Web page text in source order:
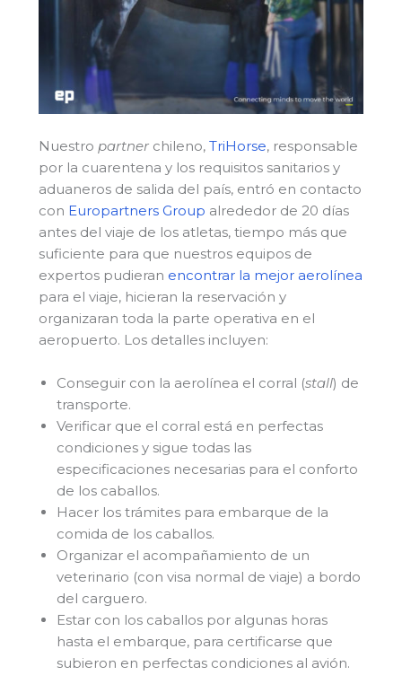
Nuestro partnerchileno, TriHorse, responsable
por la cuarentena y los requisitos sanitarios y
aduaneros de salida del país, entró en contacto
con Europartners Group alrededor de 20 días
antes del viaje de los atletas, tiempo más que
suficiente para que nuestros equipos de
expertos pudieran encontrar la mejor aerolínea
para el viaje, hicieran la reservación y
organizaran toda la parte operativa en el
aeropuerto. Los detalles incluyen:
Conseguir con la aerolínea el corral (stall) de
transporte.
Verificar que el corral está en perfectas
condiciones y sigue todas las
especificaciones necesarias para el conforto
de los caballos.
Hacer los trámites para embarque de la
comida de los caballos.
Organizar el acompañamiento de un
veterinario (con visa normal de viaje) a bordo
del carguero.
Estar con los caballos por algunas horas
hasta el embarque, para certificarse que
subieron en perfectas condiciones al avión.